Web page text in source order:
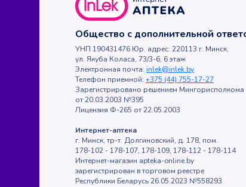
Общество с дополнительной
УНП 190431476 Юр. адрес: 220113 г. Минск,
ул. Якуба Коласа, 73/3-6, 6 этаж
Электронная почта: inlek@inlek.by
Телефон приемной: +375 (44) 755-17-27
Зарегистрировано решением Мингорисполкома
от 20.03.2003 №395
Лицензия Ф-265 от 22.05.2003
Интернет-аптека
г. Минск, тр-т. Долгиновский, д. 178, пом.
178-102 - 178-107, 178-109, 178-112 - 178-114
Интернет-магазин apteka-online.by
зарегистрирован в торговом реестре
Республики Беларусь 26.05.2023 №558293